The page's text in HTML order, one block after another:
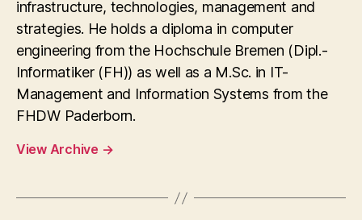
infrastructure, technologies, management and
strategies. He holds a diploma in computer
engineering from the Hochschule Bremen (Dipl.-
Informatiker (FH)) as well as a M.Sc. in IT-
Management and Information Systems from the
FHDW Paderborn.
View Archive →